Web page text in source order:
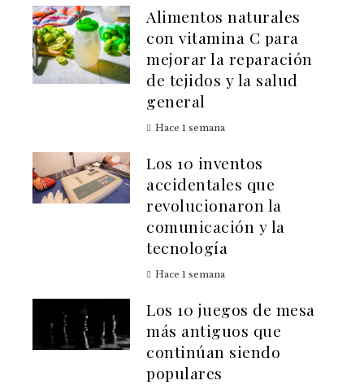
Alimentos naturales
con vitamina C para
mejorar la reparación
de tejidos y la salud
general
Hace 1 semana
Los 10 inventos
accidentales que
revolucionaron la
comunicación y la
tecnología
Hace 1 semana
Los 10 juegos de mesa
más antiguos que
continúan siendo
populares